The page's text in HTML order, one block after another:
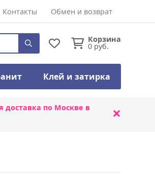
Контакты Обмен и возврат
Корзина
0 руб.
Клей и затирка
доставка по Москве в
×